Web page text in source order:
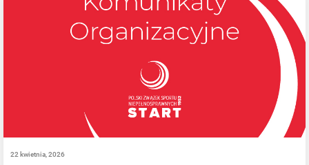
22 kwietnia, 2026